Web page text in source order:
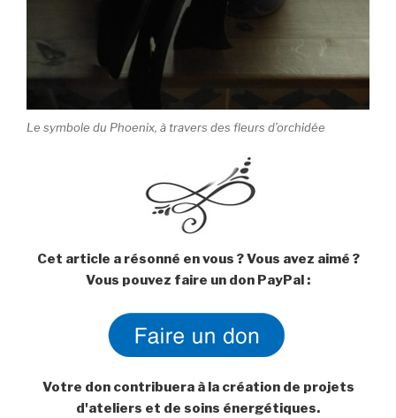
Le symbole du Phoenix, à travers des fleurs d’orchidée
Cet article a résonné en vous ? Vous avez aimé ?
Vous pouvez faire un don PayPal :
Votre don contribuera à la création de projets
d'ateliers et de soins énergétiques.